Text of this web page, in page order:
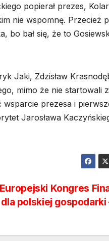
popierał prezes,
nie wspomnę. Przecież
bo bał się, że to
Jaki, Zdzisław
mimo że nie startowali
prezesa i
Jarosława
Europejski Kongres
dla polskiej